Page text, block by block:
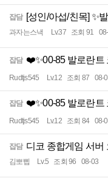
잡담 [성인/아섭/친목] ✨
과자는스낵 Lv.37 조회 91
잡담 ❤️✨00-85 발로란트
Rudtjs545 Lv.12 조회 87 08-
잡담 ❤️✨00-85 발로란트
Rudtjs545 Lv.12 조회 84 08-
잡담 디코 종합게임 서
김뽀삡 Lv.5 조회 96 08-03